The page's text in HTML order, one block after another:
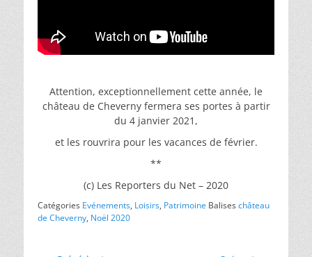
Attention, exceptionnellement cette année, le
château de Cheverny fermera ses portes à partir
du 4 janvier 2021,
et les rouvrira pour les vacances de février.
**
(c) Les Reporters du Net – 2020
Catégories Evénements, Loisirs, Patrimoine Baliseschâteau
de Cheverny, Noël 2020